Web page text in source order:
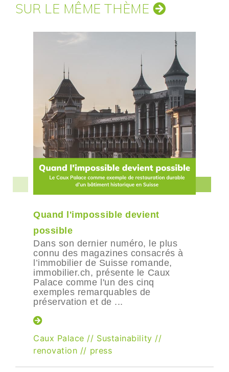
SUR LE MÊME THÈME
Quand l'impossible devient
possible
Dans son dernier numéro, le plus
connu des magazines consacrés à
l’immobilier de Suisse romande,
immobilier.ch, présente le Caux
Palace comme l'un des cinq
exemples remarquables de
préservation et de ...
Caux Palace // Sustainability //
renovation // press